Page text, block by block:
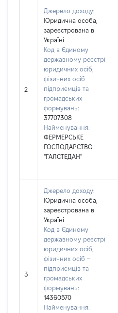
2
Джерело доходу:
Юридична особа,
зареєстрована в
Україні
Код в Єдиному
державному реєстрі
юридичних осіб,
фізичних осіб –
підприємців та
громадських
формувань:
37707308
Найменування:
ФЕРМЕРСЬКЕ
ГОСПОДАРСТВО
"ГАЛСТЕДАН"
3
Джерело доходу:
Юридична особа,
зареєстрована в
Україні
Код в Єдиному
державному реєстрі
юридичних осіб,
фізичних осіб –
підприємців та
громадських
формувань:
14360570
Найменування: